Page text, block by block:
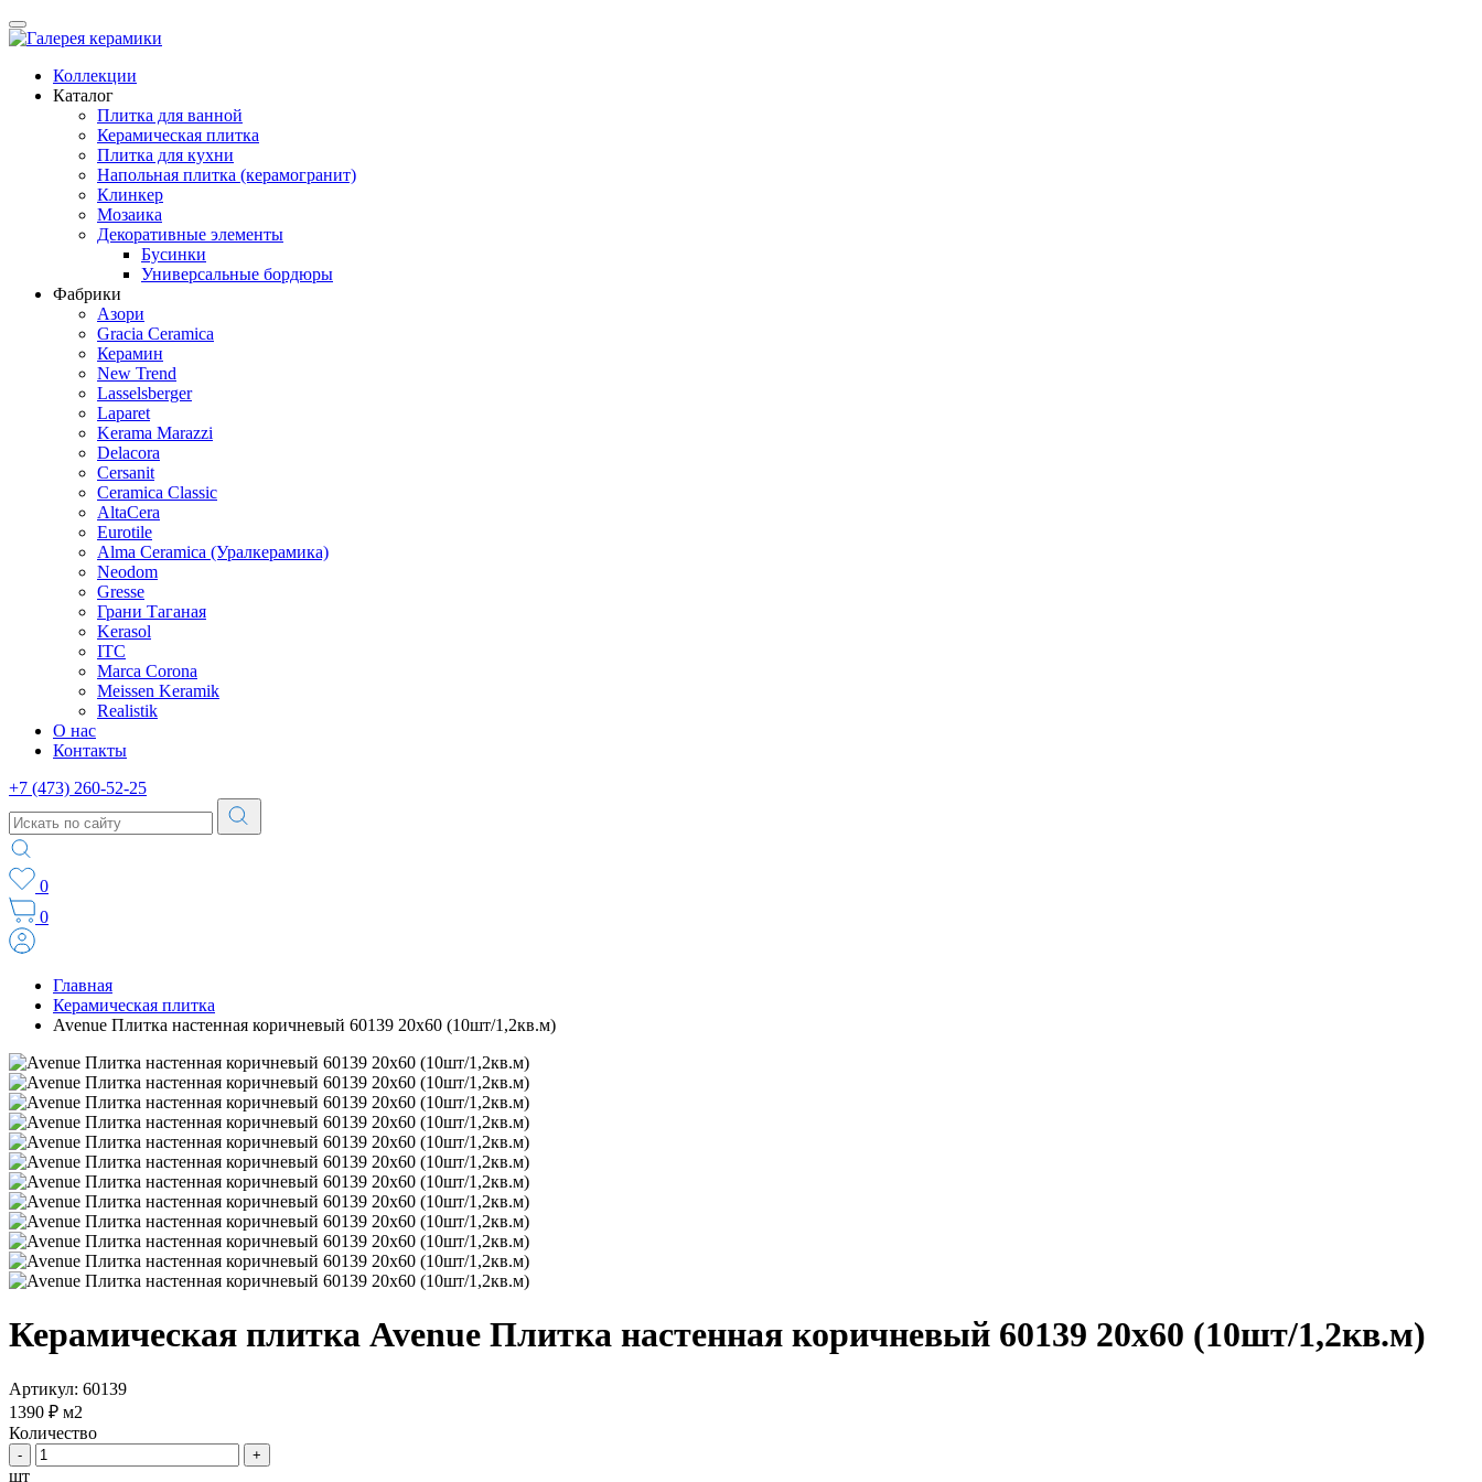
Коллекции
Каталог
Плитка для ванной
Керамическая плитка
Плитка для кухни
Напольная плитка (керамогранит)
Клинкер
Мозаика
Декоративные элементы
Бусинки
Универсальные бордюры
Фабрики
Азори
Gracia Ceramica
Керамин
New Trend
Lasselsberger
Laparet
Kerama Marazzi
Delacora
Cersanit
Ceramica Classic
AltaCera
Eurotile
Alma Ceramica (Уралкерамика)
Neodom
Gresse
Грани Таганая
Kerasol
ITC
Marca Corona
Meissen Keramik
Realistik
О нас
Контакты
+7 (473) 260-52-25
0
0
Главная
Керамическая плитка
Avenue Плитка настенная коричневый 60139 20х60 (10шт/1,2кв.м)
Керамическая плитка Avenue Плитка настенная коричневый 60139 20х60 (10шт/1,2кв.м)
Артикул: 60139
1390 ₽ м2
Количество
- +
шт